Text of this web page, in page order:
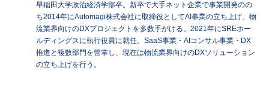
早稲田大学政治経済学部卒。新卒で大手ネット企業で事業開発のの
ち2014年にAutomagi株式会社に取締役としてAI事業の立ち上げ、物
流業界向けのDXプロジェクトを多数手がける。2021年にSREホー
ルディングスに執行役員に就任。SaaS事業・AIコンサル事業・DX
推進と複数部門を管掌し、現在は物流業界向けのDXソリューション
の立ち上げを行う。